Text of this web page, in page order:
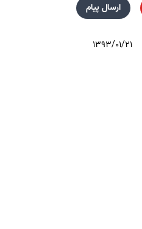
ارسال پیام
۱۳۹۳/۰۱/۲۱